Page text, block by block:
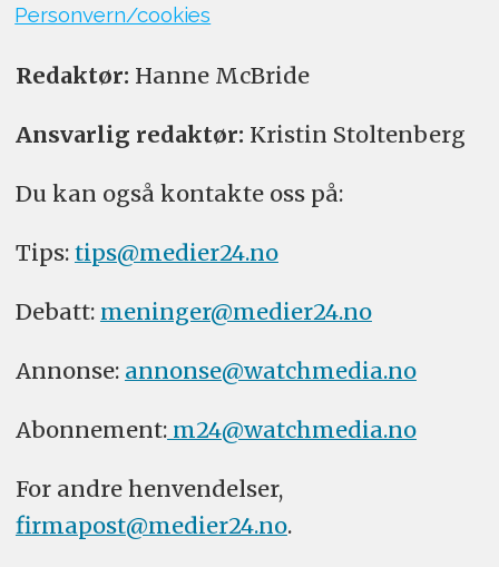
Personvern/cookies
Redaktør: Hanne McBride
Ansvarlig redaktør: Kristin Stoltenberg
Du kan også kontakte oss på:
Tips: tips@medier24.no
Debatt: meninger@medier24.no
Annonse: annonse@watchmedia.no
Abonnement:m24@watchmedia.no
For andre henvendelser,
firmapost@medier24.no.